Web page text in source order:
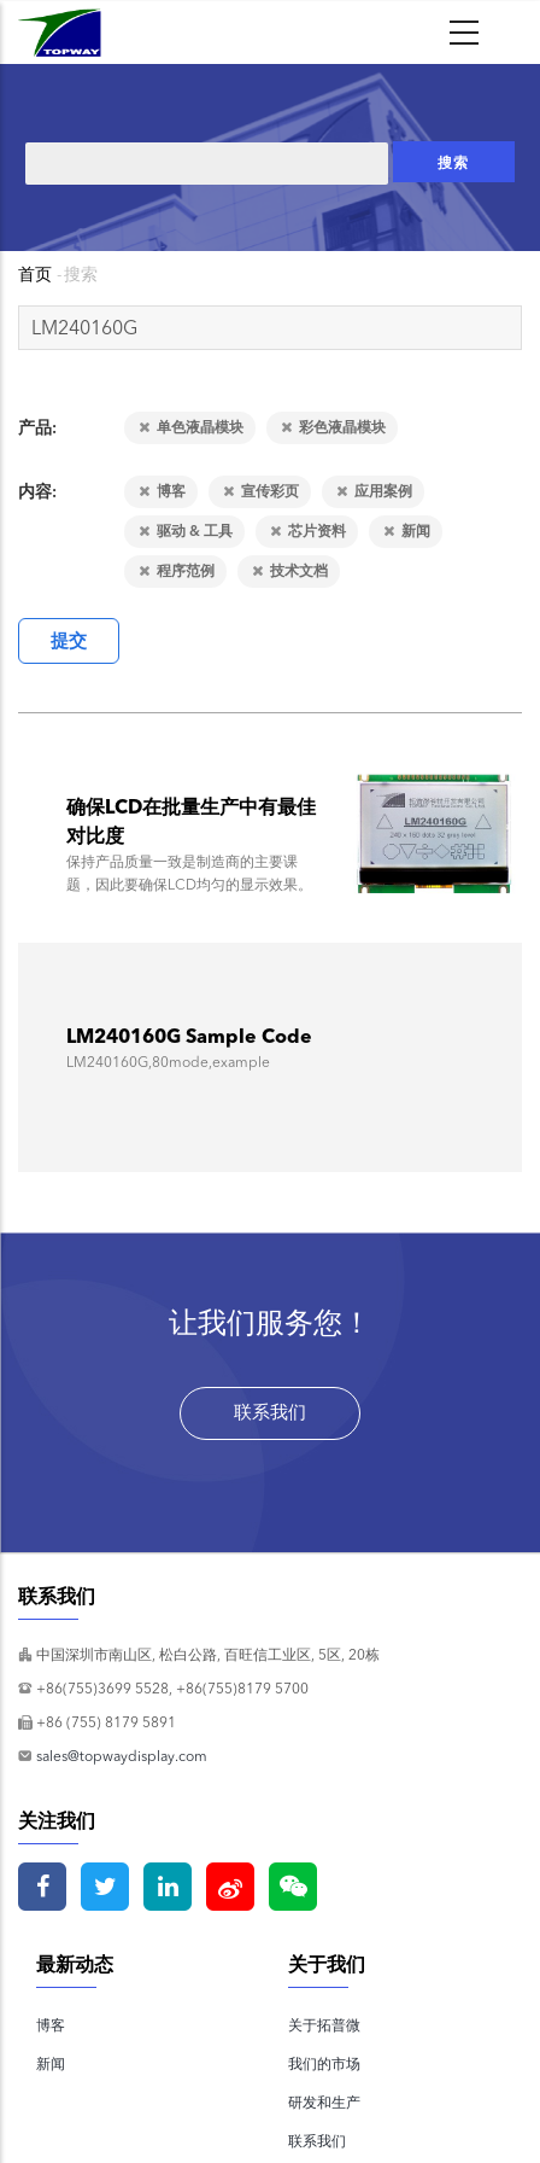
索
包
首页 -搜索
产品 单色液晶模块 彩色液晶模块
内容 博客 宣传彩页 应用案例
驱动 & 工具 芯片资料 新闻
程序范例 技术文档
确保LCD在批量生产中有最佳
对比度
保持产品质量一致是制造商的主要课
题，因此要确保LCD均匀的显示效果。
LM240160G Sample Code
LM240160G,80mode,example
让我们服务您！
联系我们
联系我们
中国深圳市南山区, 松白公路, 百旺信工业区, 5区, 20栋
+86(755)3699 5528, +86(755)8179 5700
+86 (755) 8179 5891
sales@topwaydisplay.com
关注我们
关于我们
关于拓普微
我们的市场
研发和生产
联系我们
最新动态
博客
新闻